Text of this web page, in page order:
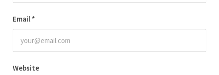
Email *
Website